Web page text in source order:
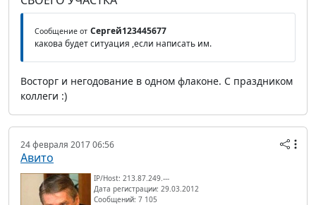
Сообщение от Сергей123445677
какова будет ситуация ,если написать им.
Восторг и негодование в одном флаконе. С праздником
коллеги :)
24 февраля 2017 06:56
Авито
IP/Host: 213.87.249.---
Дата регистрации: 29.03.2012
Сообщений: 7 105